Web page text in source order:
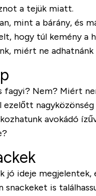
a tejük miatt.
mint a bárány, és
hogy túl kemény a
miért ne
fagyi? Nem? Miért
ezelőtt
avokádó
ideje megjelentek,
snackeket is